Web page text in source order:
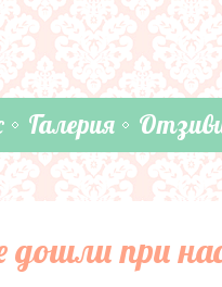
Галерия
дошли при